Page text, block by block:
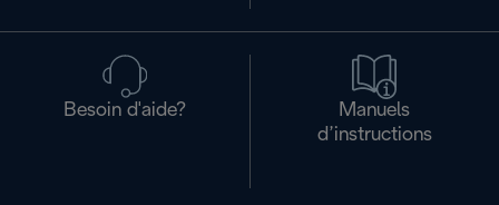
Besoin d'aide?
Manuels
d’instructions